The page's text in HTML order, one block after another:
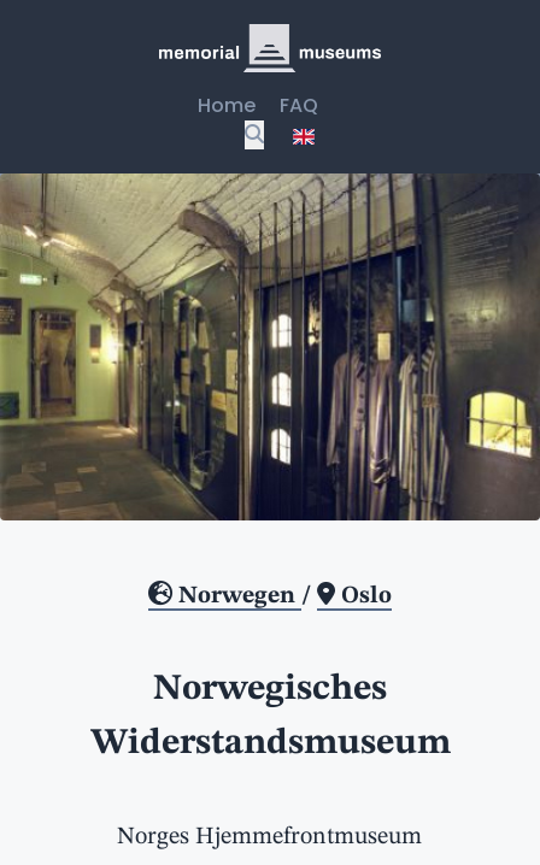
Home FAQ
Norwegen / Oslo
Norwegisches
Widerstandsmuseum
Norges Hjemmefrontmuseum